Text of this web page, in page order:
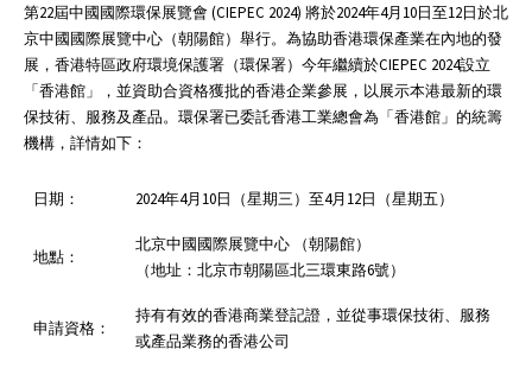
第22屆中國國際環保展覽會 (CIEPEC 2024) 將於2024年4⽉10⽇⾄12⽇於北
京中國國際展覽中心（朝陽館）舉行。為協助⾹港環保產業在內地的發
展，⾹港特區政府環境保護署（環保署）今年繼續於CIEPEC 2024設⽴
「⾹港館」，並資助合資格獲批的香港企業參展，以展示本港最新的環
保技術、服務及產品。環保署已委託香港工業總會為「香港館」的統籌
機構，詳情如下：
日期： 2024年4⽉10⽇（星期三）⾄4月12⽇（星期五）
地點：
北京中國國際展覽中心 （朝陽館）
（地址：北京市朝陽區北三環東路6號）
申請資格：
持有有效的香港商業登記證，並從事環保技術、服務
或產品業務的香港公司